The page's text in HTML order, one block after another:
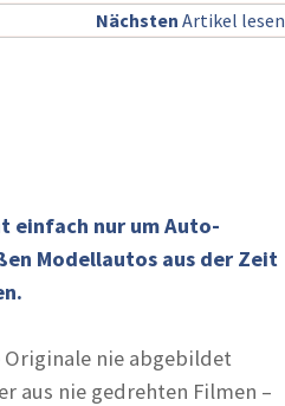
Nächsten Artikel lesen
einfach nur um Auto-
Modellautos aus der Zeit
nie abgebildet
aus nie gedrehten Filmen –